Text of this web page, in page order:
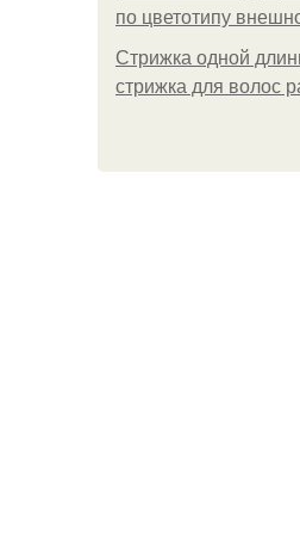
по цветотипу
Стрижка одной
стрижка для волос